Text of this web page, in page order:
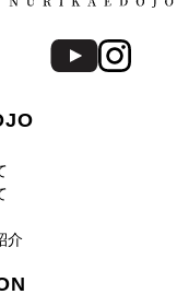
介